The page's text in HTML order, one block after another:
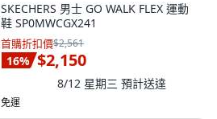
SKECHERS 男士 GO WALK FLEX 運動
鞋 SP0MWCGX241
首購折扣價$2,561
16% $2,150
8/12 星期三 預計送達
免運